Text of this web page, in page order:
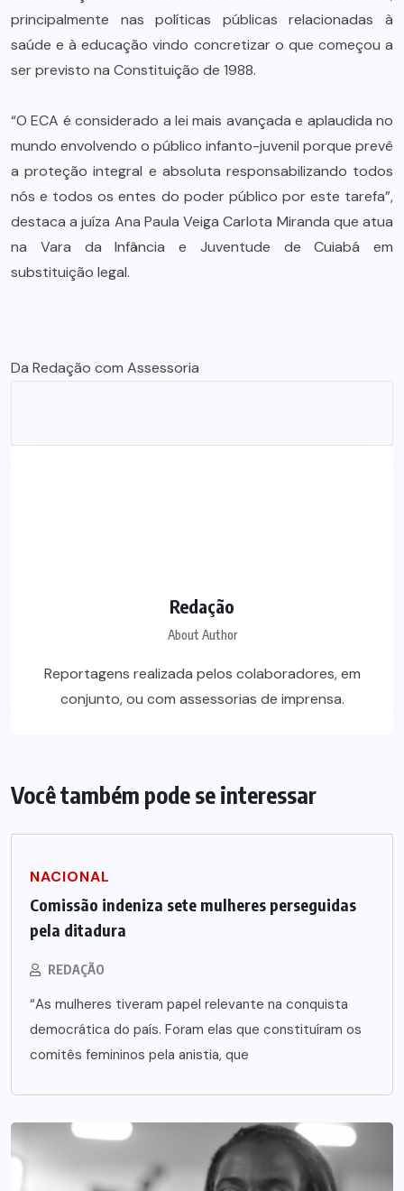
principalmente nas políticas públicas relacionadas à
saúde e à educação vindo concretizar o que começou a
ser previsto na Constituição de 1988.
“O ECA é considerado a lei mais avançada e aplaudida no
mundo envolvendo o público infanto-juvenil porque prevê
a proteção integral e absoluta responsabilizando todos
nós e todos os entes do poder público por este tarefa”,
destaca a juíza Ana Paula Veiga Carlota Miranda que atua
na Vara da Infância e Juventude de Cuiabá em
substituição legal.
Da Redação com Assessoria
Redação
About Author
Reportagens realizada pelos colaboradores, em
conjunto, ou com assessorias de imprensa.
Você também pode se interessar
NACIONAL
Comissão indeniza sete mulheres perseguidas
pela ditadura
REDAÇÃO
“As mulheres tiveram papel relevante na conquista
democrática do país. Foram elas que constituíram os
comitês femininos pela anistia, que